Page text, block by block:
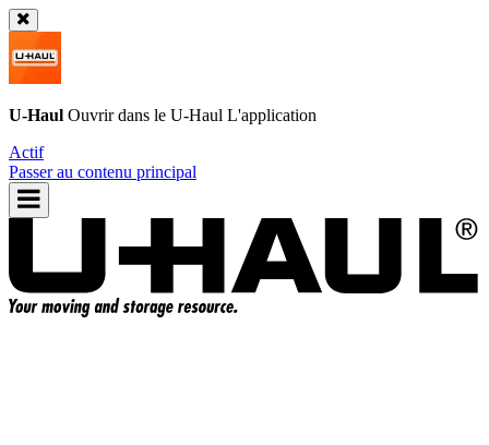
U-Haul Ouvrir dans le U-Haul L'application
Actif
Passer au contenu principal